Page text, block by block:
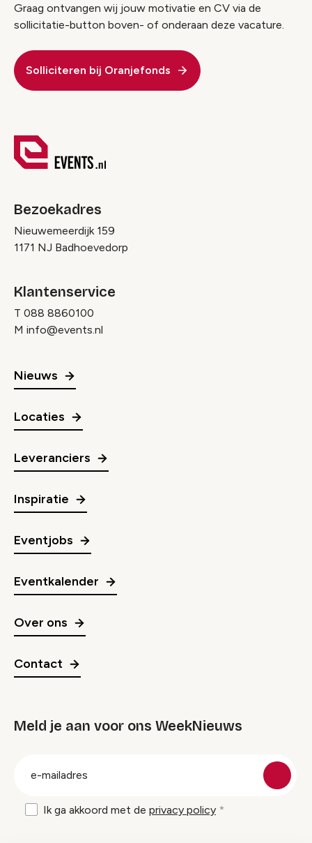
Graag ontvangen wij jouw motivatie en CV via de
sollicitatie-button boven- of onderaan deze vacature.
Solliciteren bij Oranjefonds
Bezoekadres
Nieuwemeerdijk 159
1171 NJ Badhoevedorp
Klantenservice
T 088 8860100
M info@events.nl
Nieuws
Locaties
Leveranciers
Inspiratie
Eventjobs
Eventkalender
Over ons
Contact
Meld je aan voor ons WeekNieuws
Ik ga akkoord met de privacy policy